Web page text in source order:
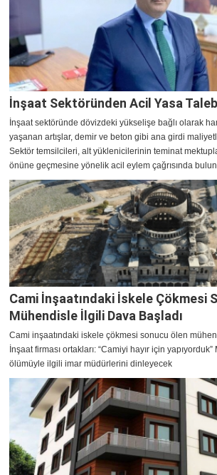
İnşaat Sektöründen Acil Yasa
İnşaat sektöründe dövizdeki yükselişe bağlı olarak
yaşanan artışlar, demir ve beton gibi ana girdi
Sektör temsilcileri, alt yüklenicilerinin teminat
önüne geçmesine yönelik acil eylem çağrısında
Cami İnşaatındaki İskele Çökmesi
Mühendisle İlgili Dava Başladı
Cami inşaatındaki iskele çökmesi sonucu ölen
İnşaat firması ortakları: “Camiyi hayır için
ölümüyle ilgili imar müdürlerini dinleyecek